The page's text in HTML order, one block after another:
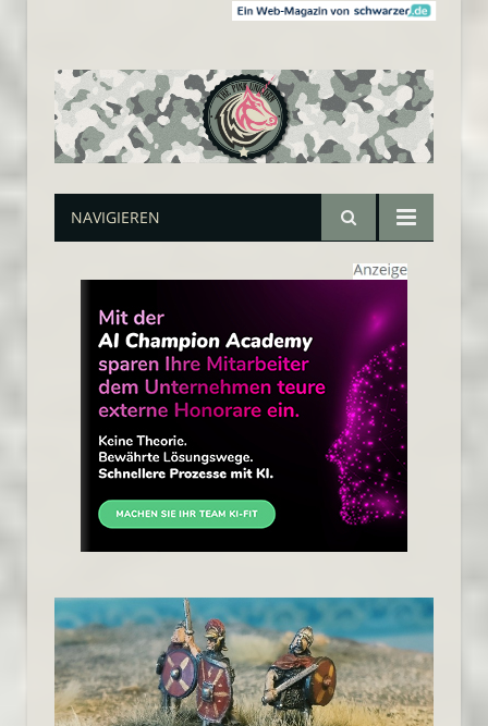
NAVIGIEREN